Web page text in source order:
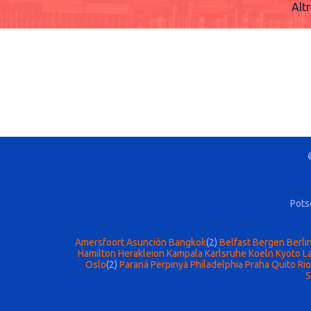
Amersfoort Asunción Bangkok(2) Belfast Bergen
Hamilton Herakleion Kampala Karlsruhe Koeln Kyoto
Oslo(2) Paraná Perpinyà Philadelphia Praha Quito